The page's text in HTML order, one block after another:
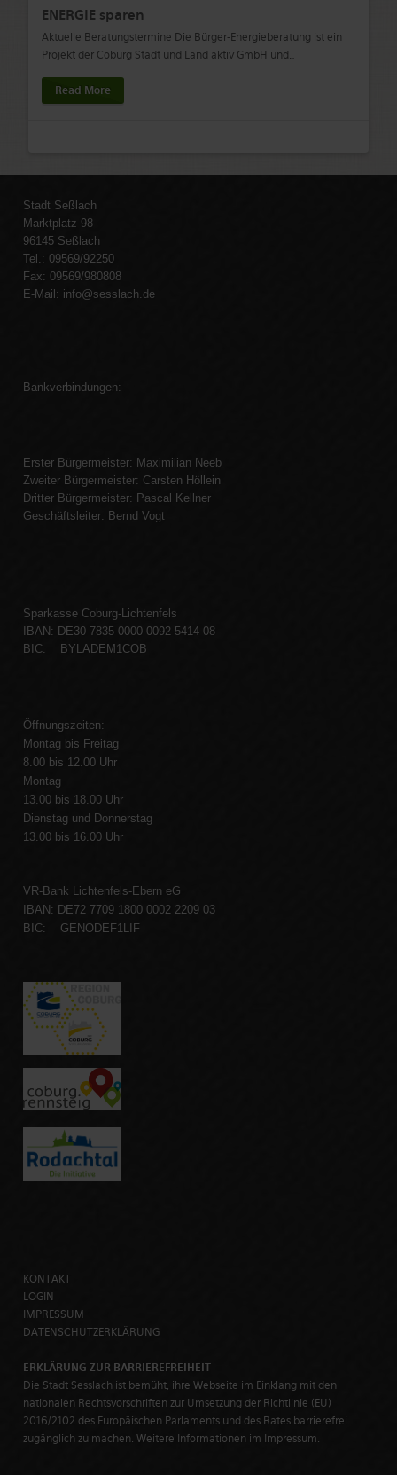
ENERGIE sparen
Aktuelle Beratungstermine Die Bürger-Energieberatung ist ein
Projekt der Coburg Stadt und Land aktiv GmbH und
Read More
Stadt Seßlach
Marktplatz 98
96145 Seßlach
Tel.: 09569/92250
Fax: 09569/980808
E-Mail: info@sesslach.de
Bankverbindungen:
Erster Bürgermeister: Maximilian Neeb
Zweiter Bürgermeister: Carsten Höllein
Dritter Bürgermeister: Pascal Kellner
Geschäftsleiter: Bernd Vogt
Sparkasse Coburg-Lichtenfels
IBAN: DE30 7835 0000 0092 5414 08
BIC: BYLADEM1COB
Öffnungszeiten:
Montag bis Freitag
8.00 bis 12.00 Uhr
Montag
13.00 bis 18.00 Uhr
Dienstag und Donnerstag
13.00 bis 16.00 Uhr
VR-Bank Lichtenfels-Ebern eG
IBAN: DE72 7709 1800 0002 2209 03
BIC: GENODEF1LIF
KONTAKT
LOGIN
IMPRESSUM
DATENSCHUTZERKLÄRUNG
ERKLÄRUNG ZUR BARRIEREFREIHEIT
Die Stadt Sesslach ist bemüht, ihre Webseite im Einklang mit den
nationalen Rechtsvorschriften zur Umsetzung der Richtlinie (EU)
2016/2102 des Europäischen Parlaments und des Rates barrierefrei
zugänglich zu machen. Weitere Informationen im Impressum.